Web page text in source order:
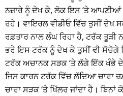
ਨਜ਼ਾਰੇ ਨੂੰ ਦੇਖ ਕੇ, ਲੋਕ ਇਸ ‘ਤੇ ਆਪਣੀਆਂ
ਰਹੇ। ਵਾਇਰਲ ਵੀਡੀਓ ਵਿੱਚ ਤੁਸੀਂ
ਰਫ਼ਤਾਰ ਨਾਲ ਲੰਘ ਰਿਹਾ ਹੈ, ਟਰੱਕ
ਭਰੇ ਇਸ ਟਰੱਕ ਨੂੰ ਦੇਖ ਕੇ ਤੁਸੀਂ ਵੀ ਸੋਚੋਗੇ
ਟਰੱਕ ਅਚਾਨਕ ਸੜਕ ‘ਤੇ ਲੱਗੇ ਇੱਕ ਖੰਭੇ ਦੇ
ਜਿਸ ਕਾਰਨ ਟਰੱਕ ਵਿੱਚ ਲੱਦਿਆ ਚਾਰਾ
ਚਾਰਾ ਸੜਕ ‘ਤੇ ਖਿੱਲਰ ਜਾਂਦਾ ਹੈ।